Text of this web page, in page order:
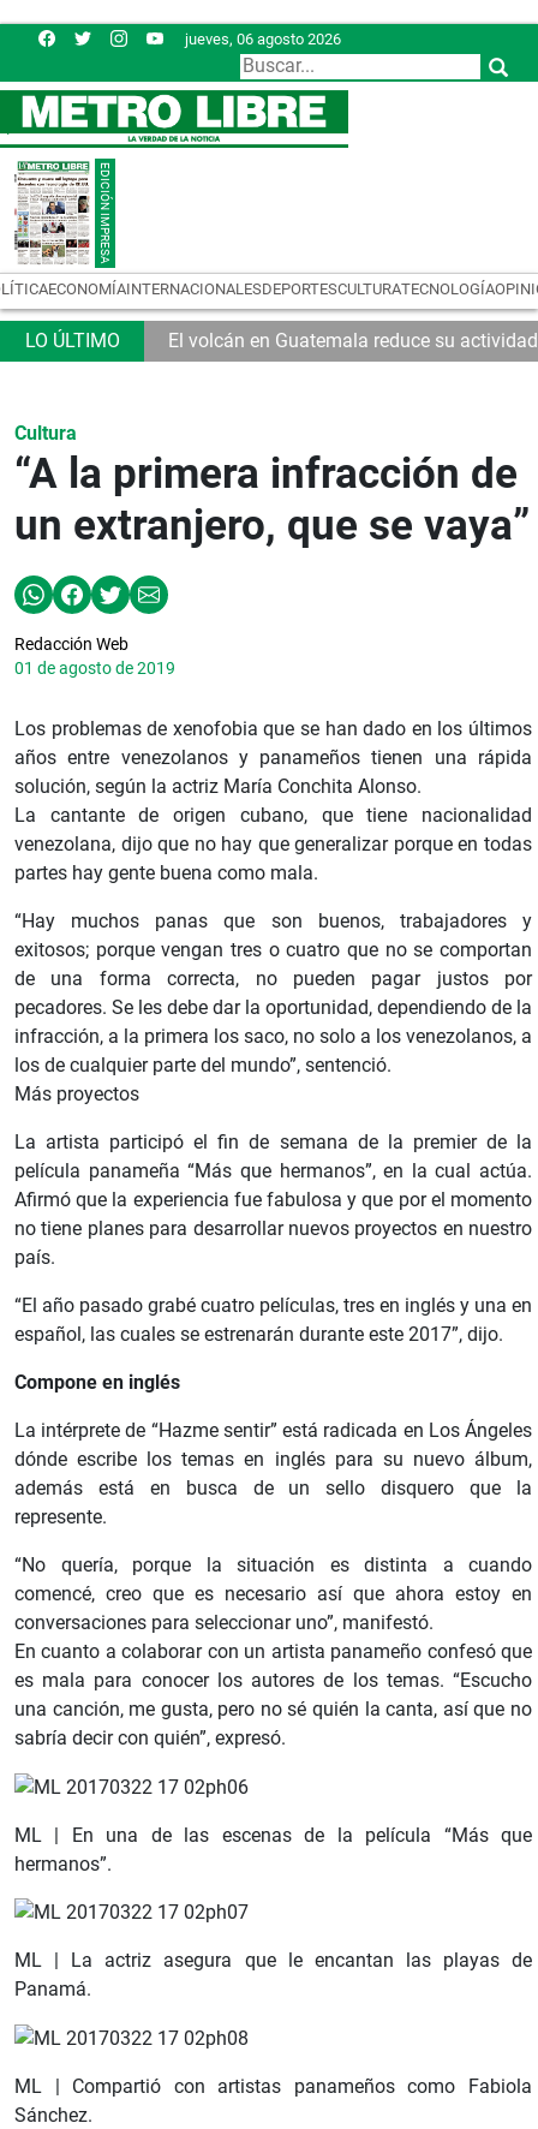
jueves, 06 agosto 2026
ECONOMÍAINTERNACIONALESDEPORTESCULTURATECNOLOGÍA
El volcán en Guatemala reduce su
Cultura
“A la primera infracción de
un extranjero, que se vaya”
Redacción Web
01 de agosto de 2019
Los problemas de xenofobia que se han dado en los últimos
años entre venezolanos y panameños tienen una rápida
solución, según la actriz María Conchita Alonso.
La cantante de origen cubano, que tiene nacionalidad
venezolana, dijo que no hay que generalizar porque en todas
partes hay gente buena como mala.
“Hay muchos panas que son buenos, trabajadores y
exitosos; porque vengan tres o cuatro que no se comportan
de una forma correcta, no pueden pagar justos por
pecadores. Se les debe dar la oportunidad, dependiendo de la
infracción, a la primera los saco, no solo a los venezolanos, a
los de cualquier parte del mundo”, sentenció.
Más proyectos
La artista participó el fin de semana de la premier de la
película panameña “Más que hermanos”, en la cual actúa.
Afirmó que la experiencia fue fabulosa y que por el momento
no tiene planes para desarrollar nuevos proyectos en nuestro
país.
“El año pasado grabé cuatro películas, tres en inglés y una en
español, las cuales se estrenarán durante este 2017”, dijo.
Compone en inglés
La intérprete de “Hazme sentir” está radicada en Los Ángeles
dónde escribe los temas en inglés para su nuevo álbum,
además está en busca de un sello disquero que la
represente.
“No quería, porque la situación es distinta a cuando
comencé, creo que es necesario así que ahora estoy en
conversaciones para seleccionar uno”, manifestó.
En cuanto a colaborar con un artista panameño confesó que
es mala para conocer los autores de los temas. “Escucho
una canción, me gusta, pero no sé quién la canta, así que no
sabría decir con quién”, expresó.
ML | En una de las escenas de la película “Más que
hermanos”.
ML | La actriz asegura que le encantan las playas de
Panamá.
ML | Compartió con artistas panameños como Fabiola
Sánchez.